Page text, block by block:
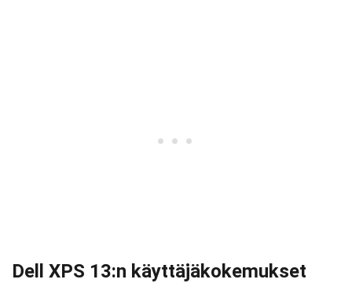
Dell XPS 13:n käyttäjäkokemukset